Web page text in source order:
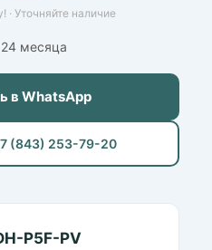
Уточняйте наличие
месяца
в WhatsApp
(843) 253-79-20
P5F-PV